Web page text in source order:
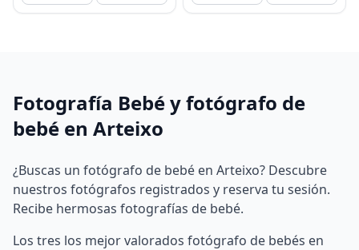
Fotografía Bebé y fotógrafo de
bebé en Arteixo
¿Buscas un fotógrafo de bebé en Arteixo? Descubre
nuestros fotógrafos registrados y reserva tu sesión.
Recibe hermosas fotografías de bebé.
Los tres los mejor valorados fotógrafo de bebés en